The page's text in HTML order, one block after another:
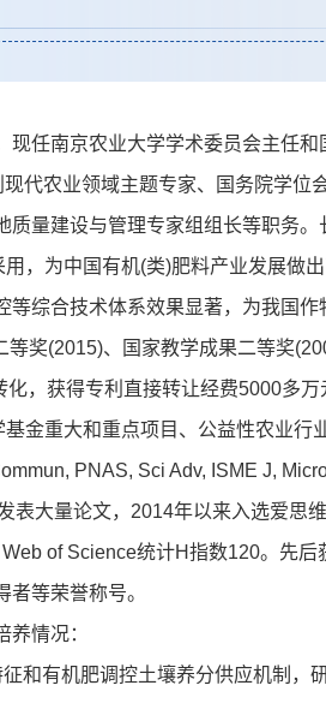
现任南京农业大学学术委员会主任
代农业领域主题专家、国务院学
质量建设与管理专家组组长等职务
，为中国有机(类)肥料产业发展做
等综合技术体系效果显著，为我国
奖(2015)、国家教学成果二等奖
，获得专利直接转让经费5000多
金重大和重点项目、公益性农业
PNAS, Sci Adv, ISME J,
表大量论文，2014年以来入选爱思
of Science统计H指数120。先
等荣誉称号。
情况：
征和有机肥调控土壤养分供应机制